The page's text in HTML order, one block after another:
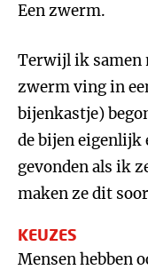
Een zwerm.
Terwijl ik samen
zwerm ving in
bijenkastje)
de bijen eigenlijk
gevonden als ik
maken ze dit
KEUZES
Mensen hebben